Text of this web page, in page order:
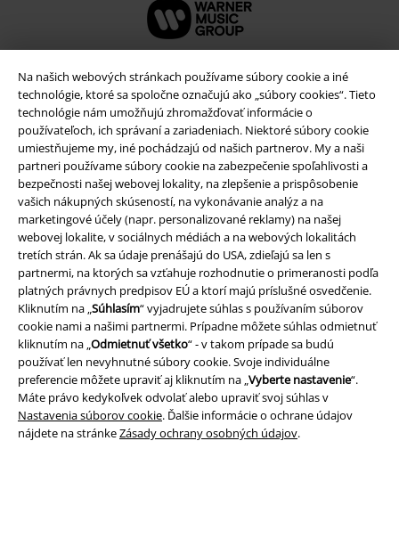
Na našich webových stránkach používame súbory cookie a iné
technológie, ktoré sa spoločne označujú ako „súbory cookies“. Tieto
technológie nám umožňujú zhromažďovať informácie o
používateľoch, ich správaní a zariadeniach. Niektoré súbory cookie
umiestňujeme my, iné pochádzajú od našich partnerov. My a naši
partneri používame súbory cookie na zabezpečenie spoľahlivosti a
bezpečnosti našej webovej lokality, na zlepšenie a prispôsobenie
vašich nákupných skúseností, na vykonávanie analýz a na
marketingové účely (napr. personalizované reklamy) na našej
webovej lokalite, v sociálnych médiách a na webových lokalitách
tretích strán. Ak sa údaje prenášajú do USA, zdieľajú sa len s
partnermi, na ktorých sa vzťahuje rozhodnutie o primeranosti podľa
platných právnych predpisov EÚ a ktorí majú príslušné osvedčenie.
Kliknutím na „Súhlasím“ vyjadrujete súhlas s používaním súborov
cookie nami a našimi partnermi. Prípadne môžete súhlas odmietnuť
kliknutím na „Odmietnuť všetko“ - v takom prípade sa budú
používať len nevyhnutné súbory cookie. Svoje individuálne
preferencie môžete upraviť aj kliknutím na „Vyberte nastavenie“.
Máte právo kedykoľvek odvolať alebo upraviť svoj súhlas v
Nastavenia súborov cookie. Ďalšie informácie o ochrane údajov
nájdete na stránkeZásady ochrany osobných údajov.
Právne informácie
Podmienky
Imprint
Ochrana osobných údajov
Likvidácia odpadu a ochrana životného prostredia
Vyhlásenie o zhode